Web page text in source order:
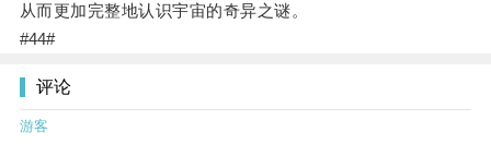
从而更加完整地认识宇宙的奇异之谜。
#44#
评论
游客